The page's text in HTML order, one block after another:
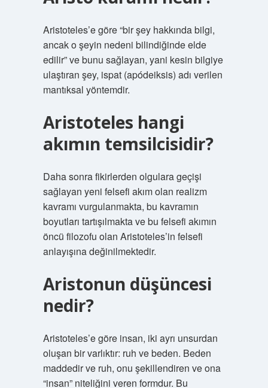
Aristoteles’e göre “bir şey hakkında bilgi,
ancak o şeyin nedeni bilindiğinde elde
edilir” ve bunu sağlayan, yani kesin bilgiye
ulaştıran şey, ispat (apódeiksis) adı verilen
mantıksal yöntemdir.
Aristoteles hangi
akımın temsilcisidir?
Daha sonra fikirlerden olgulara geçişi
sağlayan yeni felsefi akım olan realizm
kavramı vurgulanmakta, bu kavramın
boyutları tartışılmakta ve bu felsefi akımın
öncü filozofu olan Aristoteles’in felsefi
anlayışına değinilmektedir.
Aristonun düşüncesi
nedir?
Aristoteles’e göre insan, iki ayrı unsurdan
oluşan bir varlıktır: ruh ve beden. Beden
maddedir ve ruh, onu şekillendiren ve ona
“insan” niteliğini veren formdur. Bu